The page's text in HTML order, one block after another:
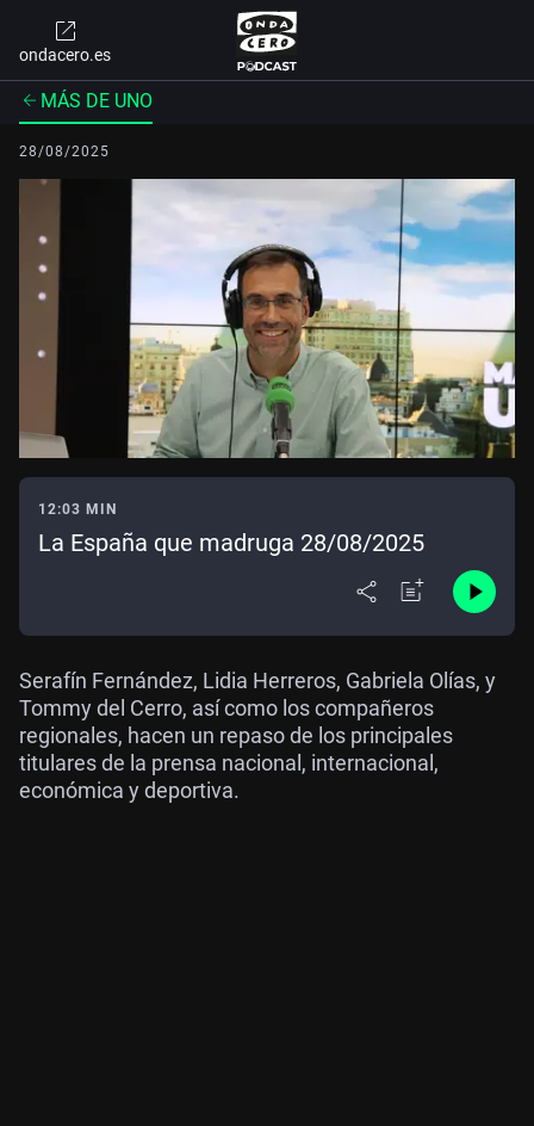
ondacero.es
MÁS DE UNO
28/08/2025
12:03 MIN
La España que madruga 28/08/2025
Serafín Fernández, Lidia Herreros, Gabriela Olías, y
Tommy del Cerro, así como los compañeros
regionales, hacen un repaso de los principales
titulares de la prensa nacional, internacional,
económica y deportiva.